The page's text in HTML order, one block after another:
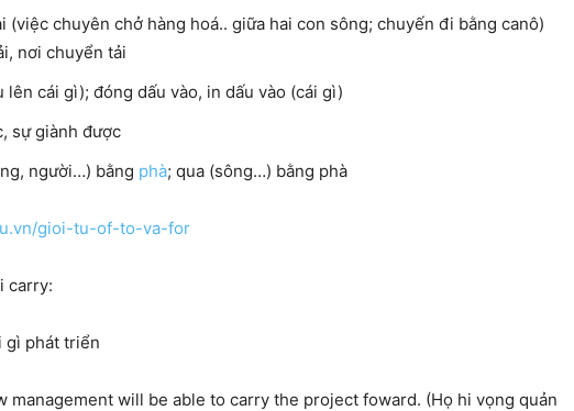
(việc chuyên chở hàng hoá.. giữa hai con sông; chuyến đi bằng canô)
nơi chuyển tải
lên cái gì); đóng dấu vào, in dấu vào (cái gì)
sự giành được
người…) bằng phà; qua (sông…) bằng phà
gioi-tu-of-to-va-for
carry:
gì phát triển
management will be able to carry the project foward. (Họ hi vọng quản